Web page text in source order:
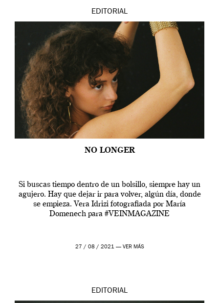
EDITORIAL
NO LONGER
Si buscas tiempo dentro de un bolsillo, siempre hay un
agujero. Hay que dejar ir para volver, algún día, donde
se empieza. Vera Idrizi fotografiada por María
Domenech para #VEINMAGAZINE
27 / 08 / 2021 — VER MÁS
EDITORIAL